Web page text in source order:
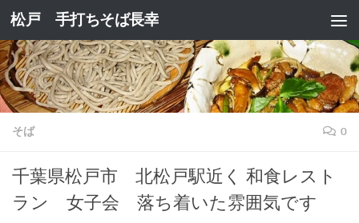
コンテンツへスキップ
松戸 手打ちそば長幸
そば 0
千葉県松戸市 北松戸駅近く 和食レスト
ラン 女子会 落ち着いた雰囲気です